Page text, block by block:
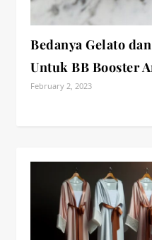
Bedanya Gelato
Untuk BB Booster
February 2, 2023